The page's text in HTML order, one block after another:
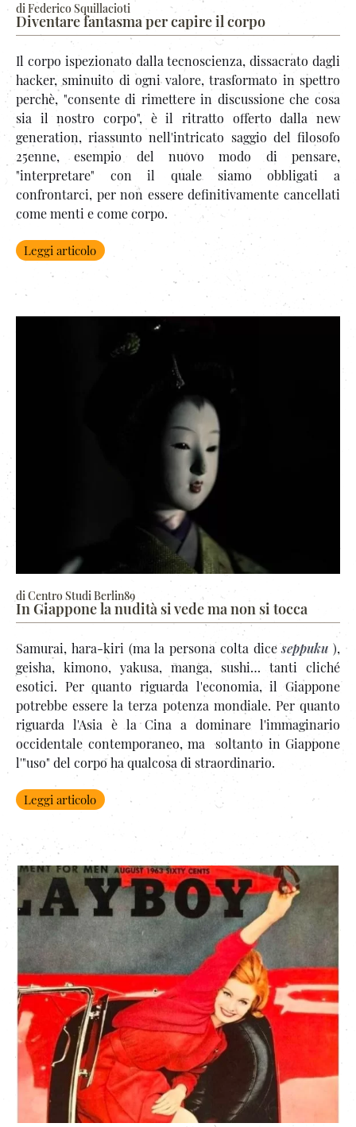
di Federico Squillacioti
Diventare fantasma per capire il corpo
Il corpo ispezionato dalla tecnoscienza, dissacrato dagli
hacker, sminuito di ogni valore, trasformato in spettro
perchè, "consente di rimettere in discussione che cosa
sia il nostro corpo", è il ritratto offerto dalla new
generation, riassunto nell'intricato saggio del filosofo
25enne, esempio del nuovo modo di pensare,
"interpretare" con il quale siamo obbligati a
confrontarci, per non essere definitivamente cancellati
come menti e come corpo.
Leggi articolo
di Centro Studi Berlin89
In Giappone la nudità si vede ma non si tocca
Samurai, hara-kiri (ma la persona colta diceseppuku ),
geisha, kimono, yakusa, manga, sushi… tanti cliché
esotici. Per quanto riguarda l'economia, il Giappone
potrebbe essere la terza potenza mondiale. Per quanto
riguarda l'Asia è la Cina a dominare l'immaginario
occidentale contemporaneo, ma soltanto in Giappone
l'"uso" del corpo ha qualcosa di straordinario.
Leggi articolo